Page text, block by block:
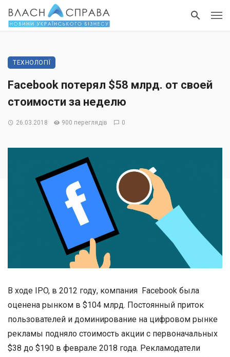
ТЕХНОЛОГІЇ
Facebook потерял $58 млрд. от своей
стоимости за неделю
26.03.2018 900 переглядів 0
В ходе IPO, в 2012 году, компания Facebook была
оценена рынком в $104 млрд. Постоянный приток
пользователей и доминирование на цифровом рынке
рекламы подняло стоимость акции с первоначальных
$38 до $190 в феврале 2018 года. Рекламодатели